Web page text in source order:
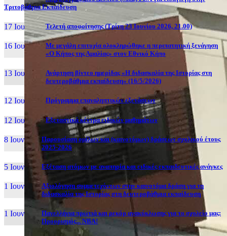
Τριτοβάθμια Εκπαίδευση
17 Ιουν, 26 Τελετή αποφοίτησης (Τρίτη 23 Ιουνίου 2026, 21.00)
16 Ιουν, 26
Με μεγάλη επιτυχία ολοκληρώθηκε η περιπατητική ξενάγηση
«Ο Κήπος της Αμαλίας» στον Εθνικό Κήπο
13 Ιουν, 26
Ανάρτηση βίντεο ημερίδας «Η διδασκαλία της Ιστορίας στη
δευτεροβάθμια εκπαίδευση» (16/5/2026)
12 Ιουν, 26 Πρόγραμμα επαναληπτικών εξετάσεων
12 Ιουν, 26 Εξεταστικά κέντρα ειδικών μαθημάτων
8 Ιουν, 26
Παρουσίαση ομίλων και (καινοτόμων) δράσεων σχολικού έτους
2025-2026
5 Ιουν, 26 Εξέταση ατόμων με αναπηρία και ειδικές εκπαιδευτικές ανάγκες
1 Ιουν, 26
Αξιολόγηση συμμετεχόντων στην καινοτόμα δράση για τη
διδασκαλία της Ιστορίας στη δευτεροβάθμια εκπαίδευση
1 Ιουν, 26
Πανελλήνια πρωτιά και ρεκόρ ανακύκλωσης για το σχολείο μας:
Προορισμός... NBA!